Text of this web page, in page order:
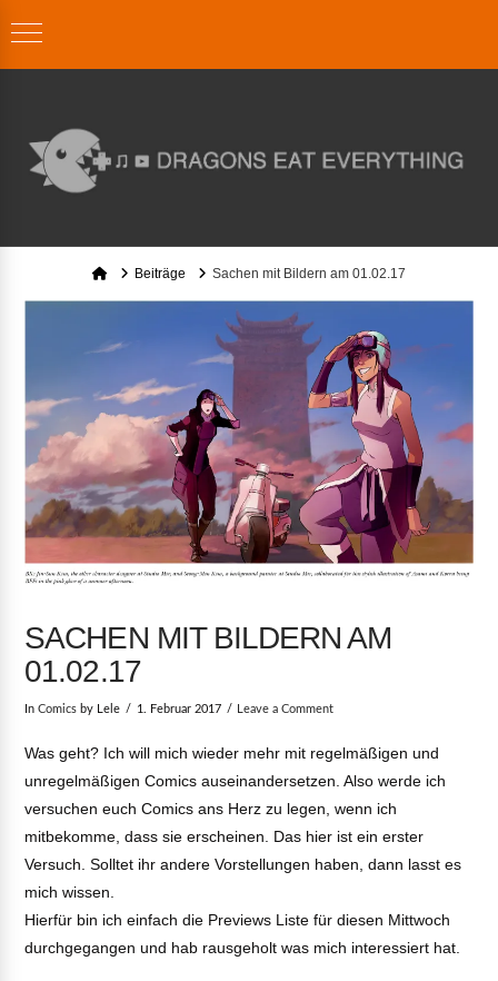
HomeBeiträge Sachen mit Bildern am 01.02.17
SACHEN MIT BILDERN AM
01.02.17
InComics by Lele 1. Februar 2017 Leave a Comment
Was geht? Ich will mich wieder mehr mit regelmäßigen und
unregelmäßigen Comics auseinandersetzen. Also werde ich
versuchen euch Comics ans Herz zu legen, wenn ich
mitbekomme, dass sie erscheinen. Das hier ist ein erster
Versuch. Solltet ihr andere Vorstellungen haben, dann lasst es
mich wissen.
Hierfür bin ich einfach die Previews Liste für diesen Mittwoch
durchgegangen und hab rausgeholt was mich interessiert hat.